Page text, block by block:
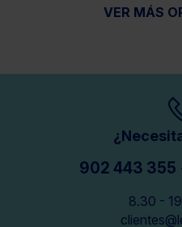
VER MÁS
902 443 355
8.30 -